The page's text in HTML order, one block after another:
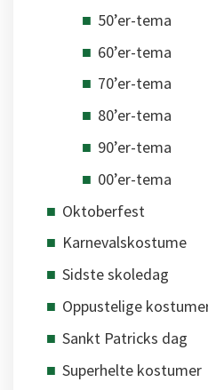
50’er-tema
60’er-tema
70’er-tema
80’er-tema
90’er-tema
00’er-tema
Oktoberfest
Karnevalskostume
Sidste skoledag
Oppustelige
Sankt Patricks dag
Superhelte kostumer